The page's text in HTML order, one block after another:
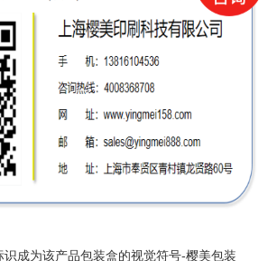
成为该产品包装盒的视觉符号-樱美包装